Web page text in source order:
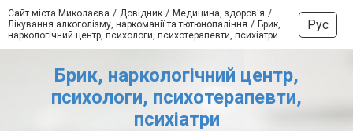
Сайт міста Миколаєва Довідник
Медицина, здоров'я
Лікування алкоголізму, наркоманії та тютюнопаління
Брик,
наркологічний центр, психологи, психотерапевти, психіатри
Рус
Брик, наркологічний центр,
психологи, психотерапевти,
психіатри